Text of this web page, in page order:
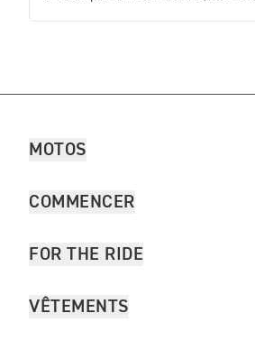
MOTOS
COMMENCER
FOR THE RIDE
VÊTEMENTS